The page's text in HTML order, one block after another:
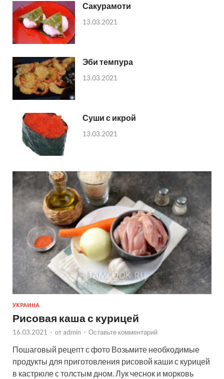
Сакурамоти
13.03.2021
Эби темпура
13.03.2021
Суши с икрой
13.03.2021
УКРАИНА
Рисовая каша с курицей
16.03.2021 - от admin - Оставьте комментарий
Пошаговый рецепт с фото Возьмите необходимые
продукты для приготовления рисовой каши с курицей
в кастрюле с толстым дном. Лук чеснок и морковь